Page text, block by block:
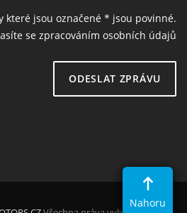
které jsou označené * jsou povinné.
se zpracováním osobních údajů
ODESLAT ZPRÁVU
Nahoru